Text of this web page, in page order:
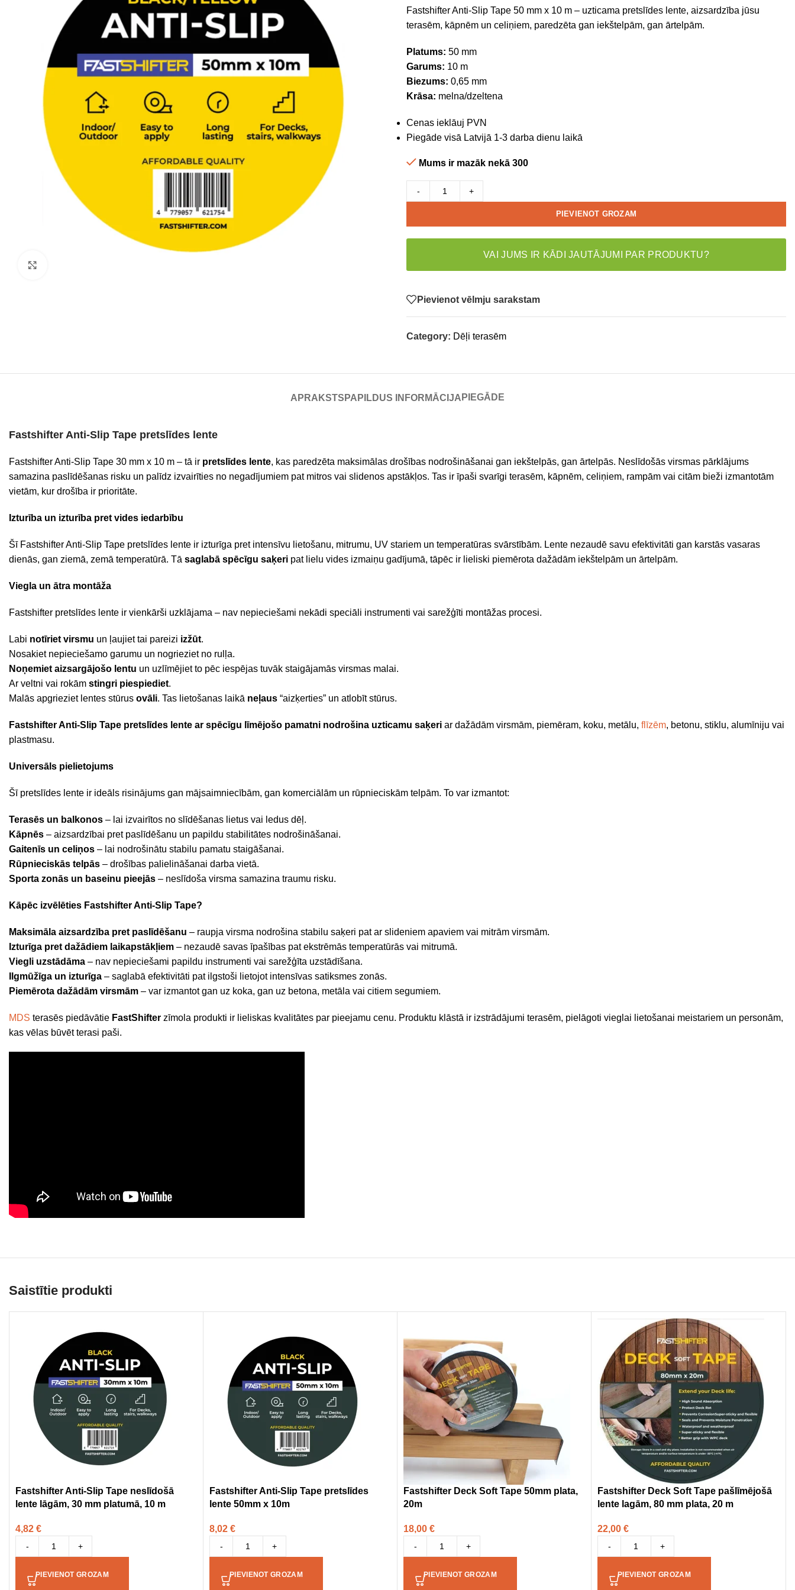
Fastshifter Anti-Slip Tape 50 mm x 10 m – uzticama pretslīdes lente, aizsardzība jūsu
terasēm, kāpnēm un celiņiem, paredzēta gan iekštelpām, gan ārtelpām.
Platums: 50 mm
Garums: 10 m
Biezums: 0,65 mm
Krāsa: melna/dzeltena
Cenas ieklāuj PVN
Piegāde visā Latvijā 1-3 darba dienu laikā
Mums ir mazāk nekā 300
- +
PIEVIENOT GROZAM
VAI JUMS IR KĀDI JAUTĀJUMI PAR PRODUKTU?
Pievienot vēlmju sarakstam
Category: Dēļi terasēm
APRAKSTS PAPILDUS INFORMĀCIJA PIEGĀDE
Fastshifter Anti-Slip Tape pretslīdes lente
Fastshifter Anti-Slip Tape 30 mm x 10 m – tā ir pretslīdes lente, kas paredzēta maksimālas drošības nodrošināšanai gan iekštelpās, gan ārtelpās. Neslīdošās virsmas pārklājums
samazina paslīdēšanas risku un palīdz izvairīties no negadījumiem pat mitros vai slidenos apstākļos. Tas ir īpaši svarīgi terasēm, kāpnēm, celiņiem, rampām vai citām bieži izmantotām
vietām, kur drošība ir prioritāte.
Izturība un izturība pret vides iedarbību
Šī Fastshifter Anti-Slip Tape pretslīdes lente ir izturīga pret intensīvu lietošanu, mitrumu, UV stariem un temperatūras svārstībām. Lente nezaudē savu efektivitāti gan karstās vasaras
dienās, gan ziemā, zemā temperatūrā. Tā saglabā spēcīgu saķeri pat lielu vides izmaiņu gadījumā, tāpēc ir lieliski piemērota dažādām iekštelpām un ārtelpām.
Viegla un ātra montāža
Fastshifter pretslīdes lente ir vienkārši uzklājama – nav nepieciešami nekādi speciāli instrumenti vai sarežģīti montāžas procesi.
Labi notīriet virsmu un ļaujiet tai pareizi izžūt.
Nosakiet nepieciešamo garumu un nogrieziet no rulļa.
Noņemiet aizsargājošo lentu un uzlīmējiet to pēc iespējas tuvāk staigājamās virsmas malai.
Ar veltni vai rokām stingri piespiediet.
Malās apgrieziet lentes stūrus ovāli. Tas lietošanas laikā neļaus “aizķerties” un atlobīt stūrus.
Fastshifter Anti-Slip Tape pretslīdes lente ar spēcīgu līmējošo pamatni nodrošina uzticamu saķeri ar dažādām virsmām, piemēram, koku, metālu, flīzēm, betonu, stiklu, alumīniju vai
plastmasu.
Universāls pielietojums
Šī pretslīdes lente ir ideāls risinājums gan mājsaimniecībām, gan komerciālām un rūpnieciskām telpām. To var izmantot:
Terasēs un balkonos – lai izvairītos no slīdēšanas lietus vai ledus dēļ.
Kāpnēs – aizsardzībai pret paslīdēšanu un papildu stabilitātes nodrošināšanai.
Gaitenīs un celiņos – lai nodrošinātu stabilu pamatu staigāšanai.
Rūpnieciskās telpās – drošības palielināšanai darba vietā.
Sporta zonās un baseinu pieejās – neslīdoša virsma samazina traumu risku.
Kāpēc izvēlēties Fastshifter Anti-Slip Tape?
Maksimāla aizsardzība pret paslīdēšanu – raupja virsma nodrošina stabilu saķeri pat ar slideniem apaviem vai mitrām virsmām.
Izturīga pret dažādiem laikapstākļiem – nezaudē savas īpašības pat ekstrēmās temperatūrās vai mitrumā.
Viegli uzstādāma – nav nepieciešami papildu instrumenti vai sarežģīta uzstādīšana.
Ilgmūžīga un izturīga – saglabā efektivitāti pat ilgstoši lietojot intensīvas satiksmes zonās.
Piemērota dažādām virsmām – var izmantot gan uz koka, gan uz betona, metāla vai citiem segumiem.
MDS terasēs piedāvātie FastShifter zīmola produkti ir lieliskas kvalitātes par pieejamu cenu. Produktu klāstā ir izstrādājumi terasēm, pielāgoti vieglai lietošanai meistariem un personām,
kas vēlas būvēt terasi paši.
Saistītie produkti
Fastshifter Anti-Slip Tape neslīdošā
lente lāgām, 30 mm platumā, 10 m
4,82 €
- +
PIEVIENOT GROZAM
Fastshifter Anti-Slip Tape pretslīdes
lente 50mm x 10m
8,02 €
- +
PIEVIENOT GROZAM
Fastshifter Deck Soft Tape 50mm plata,
20m
18,00 €
- +
PIEVIENOT GROZAM
Fastshifter Deck Soft Tape pašlīmējošā
lente lagām, 80 mm plata, 20 m
22,00 €
- +
PIEVIENOT GROZAM